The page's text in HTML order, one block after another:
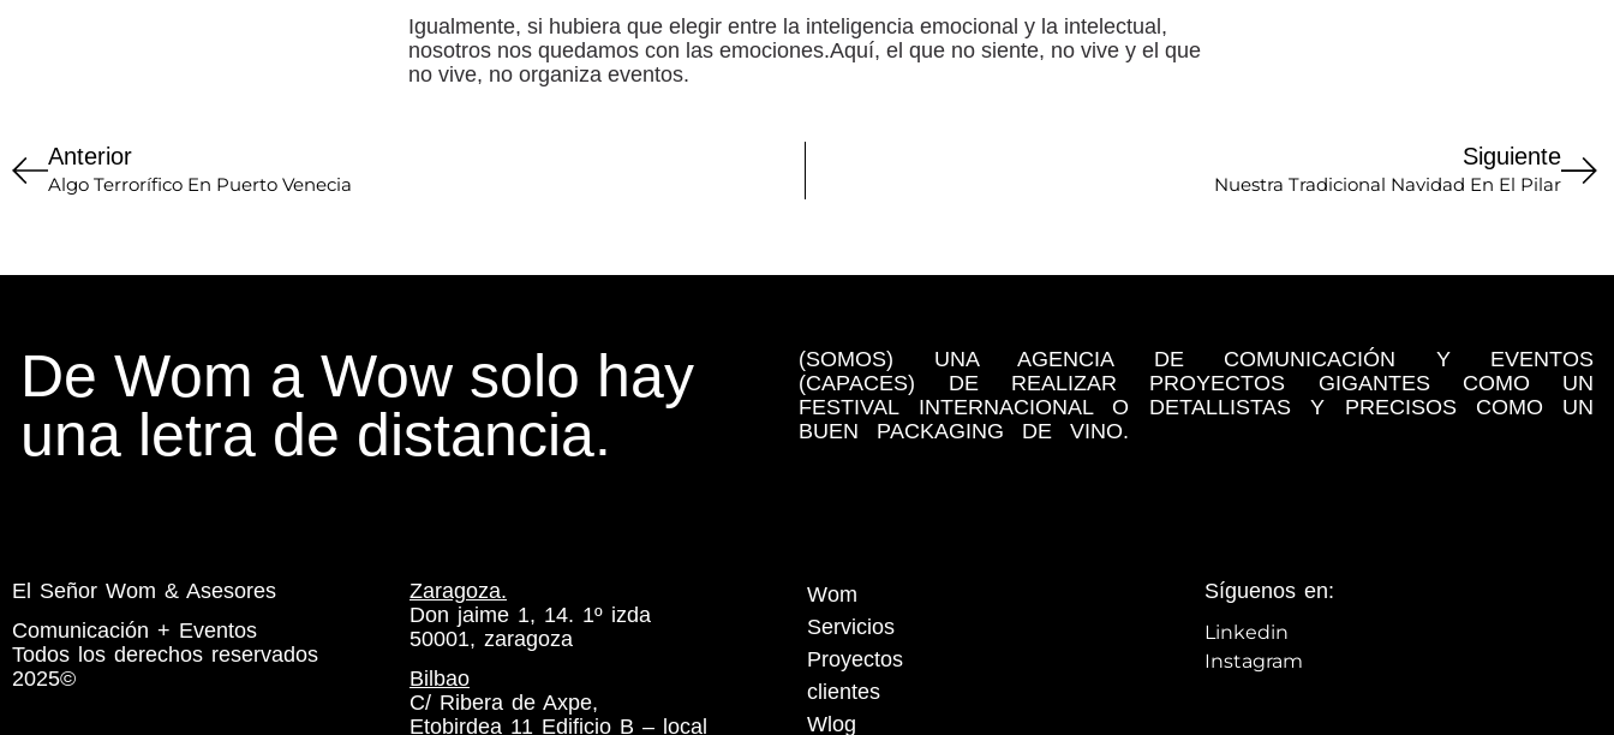
Igualmente, si hubiera que elegir entre la inteligencia emocional y la intelectual,
nosotros nos quedamos con las emociones.Aquí, el que no siente, no vive y el que
no vive, no organiza eventos.
Anterior
Algo Terrorífico En Puerto Venecia
Siguiente
Nuestra Tradicional Navidad En El Pilar
De Wom a Wow solo hay
una letra de distancia.
(SOMOS) UNA AGENCIA DE COMUNICACIÓN Y EVENTOS
(CAPACES) DE REALIZAR PROYECTOS GIGANTES COMO UN
FESTIVAL INTERNACIONAL O DETALLISTAS Y PRECISOS COMO UN
BUEN PACKAGING DE VINO.
El Señor Wom & Asesores
Comunicación + Eventos
Todos los derechos reservados
2025©
Zaragoza.
Don jaime 1, 14. 1º izda
50001, zaragoza
Bilbao
C/ Ribera de Axpe,
Etobirdea 11 Edificio B – local
Wom
Servicios
Proyectos
clientes
Wlog
Síguenos en:
Linkedin
Instagram